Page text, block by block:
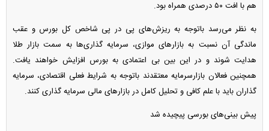
هم با افت ۵۰ درصدی همراه بود.
به نظر می‌رسد باتوجه به ریزش‌های پی در پی شاخص کل بورس و عقب
ماندگی آن نسبت به بازار‌های موازی، سرمایه گذاری‌ها به سمت بازار طلا
هدایت شوند و در این بین بی اعتمادی به بورس افزایش خواهند یافت.
همچنین فعالان بازارسرمایه معتقدند باتوجه به شرایط فعلی اقتصادی، سرمایه
گذاران باید با علم کافی و تحلیل کامل در بازار‌های مالی سرمایه گذاری کنند.
پیش بینی‌های بورسی پیچیده شد